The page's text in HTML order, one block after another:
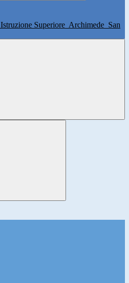
Superiore Archimede San